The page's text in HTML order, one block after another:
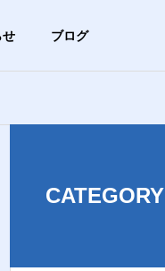
せ ブログ
沿革
CATEGORY